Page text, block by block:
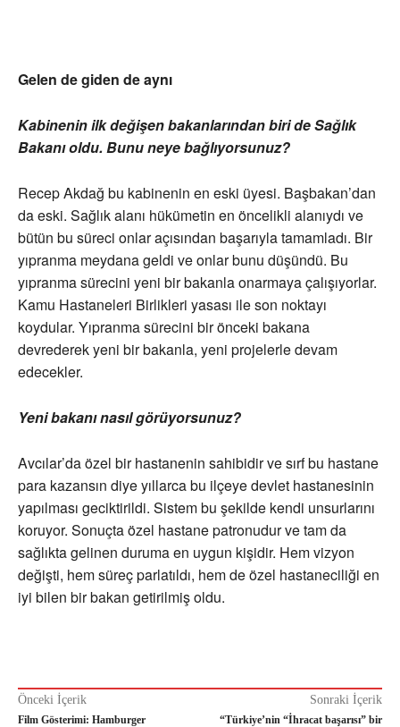
Gelen de giden de aynı
Kabinenin ilk değişen bakanlarından biri de Sağlık
Bakanı oldu. Bunu neye bağlıyorsunuz?
Recep Akdağ bu kabinenin en eski üyesi. Başbakan’dan
da eski. Sağlık alanı hükümetin en öncelikli alanıydı ve
bütün bu süreci onlar açısından başarıyla tamamladı. Bir
yıpranma meydana geldi ve onlar bunu düşündü. Bu
yıpranma sürecini yeni bir bakanla onarmaya çalışıyorlar.
Kamu Hastaneleri Birlikleri yasası ile son noktayı
koydular. Yıpranma sürecini bir önceki bakana
devrederek yeni bir bakanla, yeni projelerle devam
edecekler.
Yeni bakanı nasıl görüyorsunuz?
Avcılar’da özel bir hastanenin sahibidir ve sırf bu hastane
para kazansın diye yıllarca bu ilçeye devlet hastanesinin
yapılması geciktirildi. Sistem bu şekilde kendi unsurlarını
koruyor. Sonuçta özel hastane patronudur ve tam da
sağlıkta gelinen duruma en uygun kişidir. Hem vizyon
değişti, hem süreç parlatıldı, hem de özel hastaneciliği en
iyi bilen bir bakan getirilmiş oldu.
Önceki İçerik
Film Gösterimi: Hamburger
Sonraki İçerik
“Türkiye’nin “İhracat başarısı” bir